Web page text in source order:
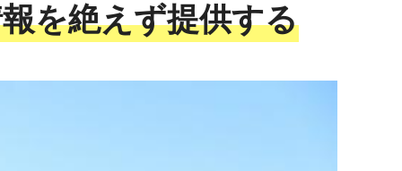
を絶えず提供する